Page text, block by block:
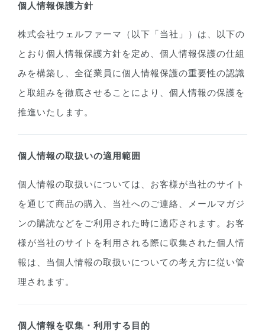
個人情報保護方針
株式会社ウェルファーマ（以下「当社」）は、以下の
とおり個人情報保護方針を定め、個人情報保護の仕組
みを構築し、全従業員に個人情報保護の重要性の認識
と取組みを徹底させることにより、個人情報の保護を
推進いたします。
個人情報の取扱いの適用範囲
個人情報の取扱いについては、お客様が当社のサイト
を通じて商品の購入、当社へのご連絡、メールマガジ
ンの購読などをご利用された時に適応されます。お客
様が当社のサイトを利用される際に収集された個人情
報は、当個人情報の取扱いについての考え方に従い管
理されます。
個人情報を収集・利用する目的